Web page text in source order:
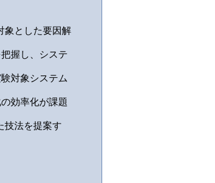
象とした要因解
握し、システ
対象システム
効率化が課題
技法を提案す